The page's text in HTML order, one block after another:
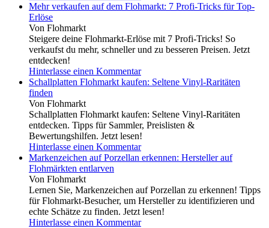
Mehr verkaufen auf dem Flohmarkt: 7 Profi-Tricks für Top-
Erlöse
Von Flohmarkt
Steigere deine Flohmarkt-Erlöse mit 7 Profi-Tricks! So
verkaufst du mehr, schneller und zu besseren Preisen. Jetzt
entdecken!
Hinterlasse einen Kommentar
Schallplatten Flohmarkt kaufen: Seltene Vinyl-Raritäten
finden
Von Flohmarkt
Schallplatten Flohmarkt kaufen: Seltene Vinyl-Raritäten
entdecken. Tipps für Sammler, Preislisten &
Bewertungshilfen. Jetzt lesen!
Hinterlasse einen Kommentar
Markenzeichen auf Porzellan erkennen: Hersteller auf
Flohmärkten entlarven
Von Flohmarkt
Lernen Sie, Markenzeichen auf Porzellan zu erkennen! Tipps
für Flohmarkt-Besucher, um Hersteller zu identifizieren und
echte Schätze zu finden. Jetzt lesen!
Hinterlasse einen Kommentar